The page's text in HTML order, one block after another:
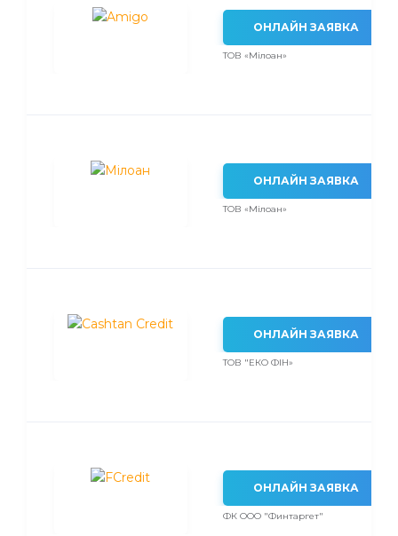
ОНЛАЙН ЗАЯВКА
ТОВ «Мілоан»
ОНЛАЙН ЗАЯВКА
ТОВ «Мілоан»
ОНЛАЙН ЗАЯВКА
ТОВ "ЕКО ФІН»
ОНЛАЙН ЗАЯВКА
ФК ООО "Финтаргет"